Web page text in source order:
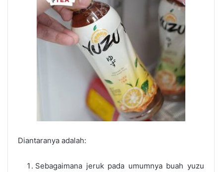
Diantaranya adalah:
Sebagaimana jeruk pada umumnya buah yuzu